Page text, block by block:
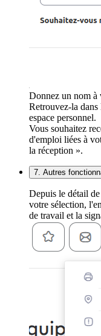
Donnez un nom à
Retrouvez-la
espace personnel.
Vous souhaitez
d'emploi liées à
la réception ».
7. Autres
Depuis le détail
votre sélection,
de travail et la